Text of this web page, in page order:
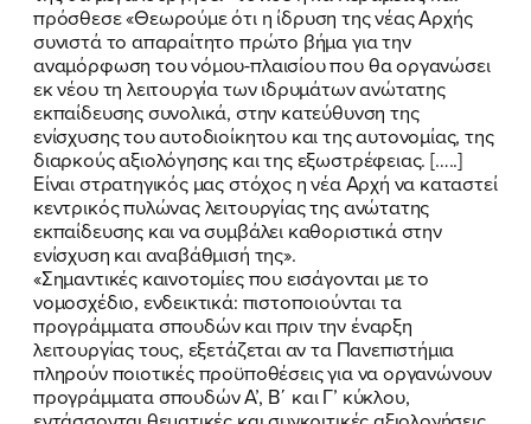
πρόσθεσε «Θεωρούμε ότι η ίδρυση της νέας Αρχής
συνιστά το απαραίτητο πρώτο βήμα για την
αναμόρφωση του νόμου-πλαισίου που θα οργανώσει
εκ νέου τη λειτουργία των ιδρυμάτων ανώτατης
εκπαίδευσης συνολικά, στην κατεύθυνση της
ενίσχυσης του αυτοδιοίκητου και της αυτονομίας, της
διαρκούς αξιολόγησης και της εξωστρέφειας. […..]
Είναι στρατηγικός μας στόχος η νέα Αρχή να καταστεί
κεντρικός πυλώνας λειτουργίας της ανώτατης
εκπαίδευσης και να συμβάλει καθοριστικά στην
ενίσχυση και αναβάθμισή της».
«Σημαντικές καινοτομίες που εισάγονται με το
νομοσχέδιο, ενδεικτικά: πιστοποιούνται τα
προγράμματα σπουδών και πριν την έναρξη
λειτουργίας τους, εξετάζεται αν τα Πανεπιστήμια
πληρούν ποιοτικές προϋποθέσεις για να οργανώνουν
προγράμματα σπουδών Α’, Β΄ και Γ’ κύκλου,